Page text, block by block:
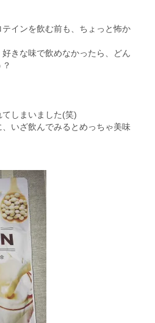
インを飲む前も、ちょっと怖か
きな味で飲めなかったら、どん
しまいました(笑)
いざ飲んでみるとめっちゃ美味